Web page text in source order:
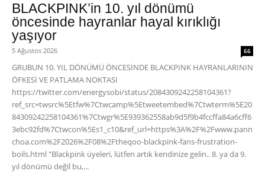
BLACKPINK’in 10. yıl dönümü
öncesinde hayranlar hayal kırıklığı
yaşıyor
5 Ağustos 2026 66
GRUBUN 10. YIL DÖNÜMÜ ÖNCESİNDE BLACKPINK HAYRANLARININ
ÖFKESİ VE PATLAMA NOKTASI
https://twitter.com/energysobi/status/2084309242258104361?
ref_src=twsrc%5Etfw%7Ctwcamp%5Etweetembed%7Ctwterm%5E20
84309242258104361%7Ctwgr%5E939362558ab9d5f9b4fccffa84a6cff6
3ebc92fd%7Ctwcon%5Es1_c10&ref_url=https%3A%2F%2Fwww.pann
choa.com%2F2026%2F08%2Ftheqoo-blackpink-fans-frustration-
boils.html "Blackpink üyeleri, lütfen artık kendinize gelin.. 8. ya da 9.
yıl dönümü değil bu,...